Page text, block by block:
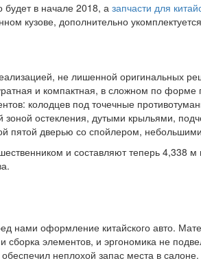
будет в начале 2018, а запчасти для
кузове, дополнительно
не лишенной оригинальных
и компактная, в сложном по
колодцев под точечные
остекления, дутыми крыльями,
пятой дверью со спойлером,
и составляют теперь
нами оформление китайского авто.
элементов, и эргономика не
неплохой запас места в